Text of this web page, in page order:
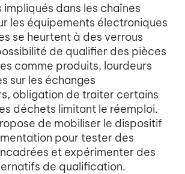
impliqués dans les chaînes
les équipements électroniques
se heurtent à des verrous
de qualifier des pièces
comme produits, lourdeurs
sur les échanges
obligation de traiter certains
déchets limitant le réemploi.
de mobiliser le dispositif
pour tester des
et expérimenter des
de qualification.